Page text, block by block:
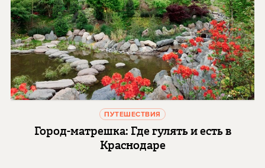
ПУТЕШЕСТВИЯ
Город-матрешка: Где гулять и есть в
Краснодаре